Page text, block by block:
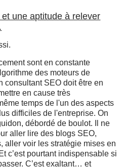
une aptitude à relever
sont en constante
des moteurs de
consultant SEO doit être en
en cause très
temps de l'un des aspects
difficiles de l'entreprise. On
débordé de boulot. Il ne
aller lire des blogs SEO,
aller voir les stratégie mises en
c’est pourtant indispensable si
C’est exaltant… et